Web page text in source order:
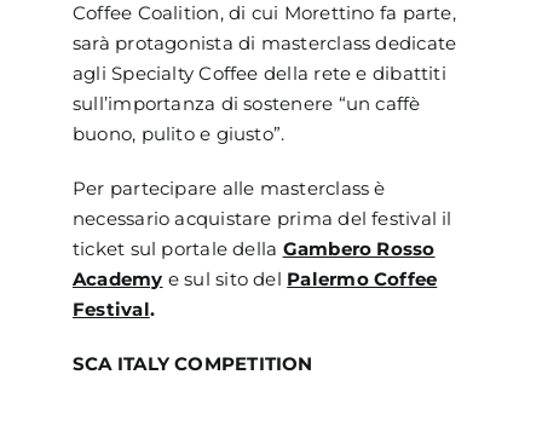
Coffee Coalition, di cui Morettino fa parte,
sarà protagonista di masterclass dedicate
agli Specialty Coffee della rete e dibattiti
sull’importanza di sostenere “un caffè
buono, pulito e giusto”.
Per partecipare alle masterclass è
necessario acquistare prima del festival il
ticket sul portale della Gambero Rosso
Academy e sul sito del Palermo Coffee
Festival.
SCA ITALY COMPETITION